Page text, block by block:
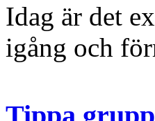
Idag är det
igång och